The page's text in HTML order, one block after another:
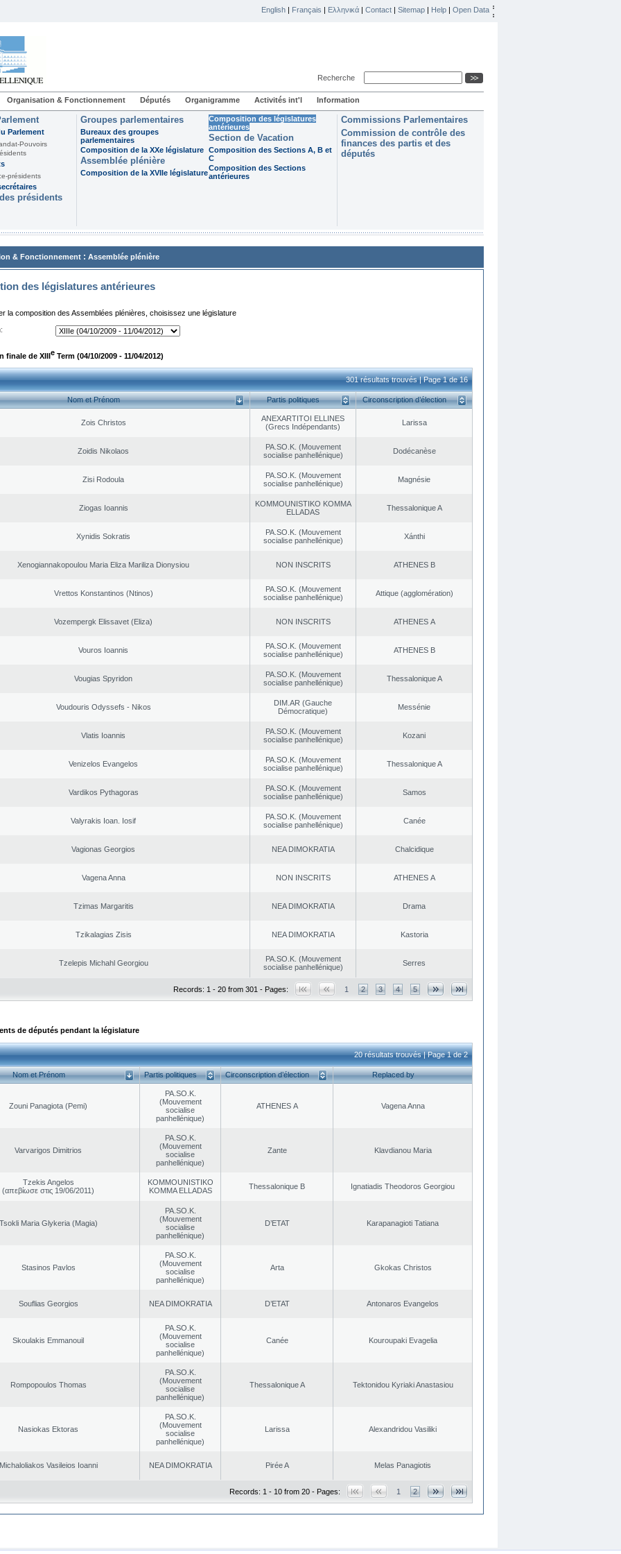
English | Français | Ελληνικά | Contact | Sitemap | Help | Open Data
Recherche
Organisation & Fonctionnement Députés Organigramme Activités int'l Information
Parlement
Pouvoirs
présidents
présidents
Groupes parlementaires
Bureaux des groupes
parlementaires
Composition de la XXe législature
Assemblée plénière
Composition de la XVIIe législature
Composition des législatures
antérieures
Section de Vacation
Composition des Sections A, B et
C
Composition des Sections
antérieures
Commissions Parlementaires
Commission de contrôle des
finances des partis et des
députés
& Fonctionnement : Assemblée plénière
des législatures antérieures
la composition des Assemblées plénières, choisissez une législature
finale de XIIIe Term (04/10/2009 - 11/04/2012)
301 résultats trouvés | Page 1 de 16
Nom et Prénom Partis politiques Circonscription d’élection
Zois Christos
ANEXARTITOI ELLINES
(Grecs Indépendants)
Larissa
Zoidis Nikolaos
PA.SO.K. (Mouvement
socialise panhellénique)
Dodécanèse
Zisi Rodoula
PA.SO.K. (Mouvement
socialise panhellénique)
Magnésie
Ziogas Ioannis
KOMMOUNISTIKO KOMMA
ELLADAS
Thessalonique A
Xynidis Sokratis
PA.SO.K. (Mouvement
socialise panhellénique)
Xánthi
Xenogiannakopoulou Maria Eliza Mariliza Dionysiou NON INSCRITS ATHENES Β
Vrettos Konstantinos (Ntinos)
PA.SO.K. (Mouvement
socialise panhellénique)
Αttique (agglomération)
Vozempergk Elissavet (Eliza) NON INSCRITS ATHENES Α
Vouros Ioannis
PA.SO.K. (Mouvement
socialise panhellénique)
ATHENES Β
Vougias Spyridon
PA.SO.K. (Mouvement
socialise panhellénique)
Thessalonique A
Voudouris Odyssefs - Nikos
DIM.AR (Gauche
Démocratique)
Messénie
Vlatis Ioannis
PA.SO.K. (Mouvement
socialise panhellénique)
Kozani
Venizelos Evangelos
PA.SO.K. (Mouvement
socialise panhellénique)
Thessalonique A
Vardikos Pythagoras
PA.SO.K. (Mouvement
socialise panhellénique)
Samos
Valyrakis Ioan. Iosif
PA.SO.K. (Mouvement
socialise panhellénique)
Canée
Vagionas Georgios NEA DΙMOKRATIA Chalcidique
Vagena Anna NON INSCRITS ATHENES Α
Tzimas Margaritis NEA DΙMOKRATIA Drama
Tzikalagias Zisis NEA DΙMOKRATIA Kastoria
Tzelepis Michahl Georgiou
PA.SO.K. (Mouvement
socialise panhellénique)
Serres
Records: 1 - 20 from 301 - Pages: 1 2 3 4 5
de députés pendant la législature
20 résultats trouvés | Page 1 de 2
Nom et Prénom Partis politiques Circonscription d’élection Replaced by
Zouni Panagiota (Pemi)
PA.SO.K.
(Mouvement
socialise
panhellénique)
ATHENES Α Vagena Anna
Varvarigos Dimitrios
PA.SO.K.
(Mouvement
socialise
panhellénique)
Zante Klavdianou Maria
Tzekis Angelos
(απεβίωσε στις 19/06/2011)
KOMMOUNISTIKO
KOMMA ELLADAS
Thessalonique B Ignatiadis Theodoros Georgiou
Tsokli Maria Glykeria (Magia)
PA.SO.K.
(Mouvement
socialise
panhellénique)
D’ETAT Karapanagioti Tatiana
Stasinos Pavlos
PA.SO.K.
(Mouvement
socialise
panhellénique)
Arta Gkokas Christos
Souflias Georgios NEA DΙMOKRATIA D’ETAT Antonaros Evangelos
Skoulakis Emmanouil
PA.SO.K.
(Mouvement
socialise
panhellénique)
Canée Kouroupaki Evagelia
Rompopoulos Thomas
PA.SO.K.
(Mouvement
socialise
panhellénique)
Thessalonique A Tektonidou Kyriaki Anastasiou
Nasiokas Ektoras
PA.SO.K.
(Mouvement
socialise
panhellénique)
Larissa Alexandridou Vasiliki
Michaloliakos Vasileios Ioanni NEA DΙMOKRATIA Pirée A Melas Panagiotis
Records: 1 - 10 from 20 - Pages: 1 2